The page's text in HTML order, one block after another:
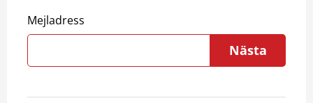
Mejladress
Nästa